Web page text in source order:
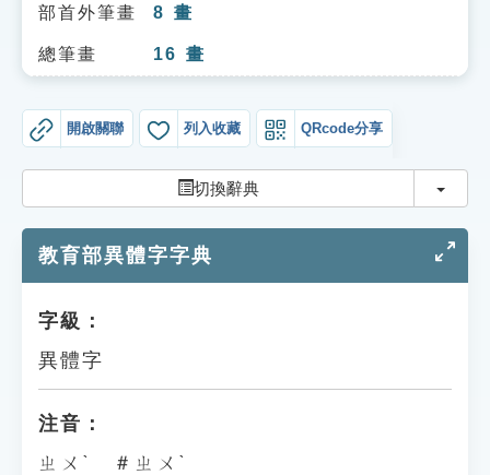
知識索引
單字索引
貓頭鷹博士
部首外筆畫 8 畫
總筆畫 16 畫
開啟關聯 列入收藏 QRcode分享
切換辭典 切換
教育部異體字字典
字級：
異體字
注音：
ㄓㄨˋ ＃ㄓㄨˋ